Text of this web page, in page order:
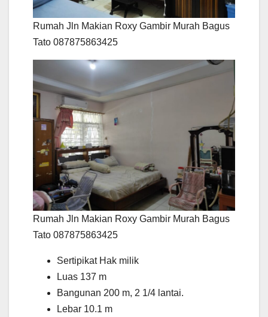
Rumah Jln Makian Roxy Gambir Murah Bagus
Tato 087875863425
Rumah Jln Makian Roxy Gambir Murah Bagus
Tato 087875863425
Sertipikat Hak milik
Luas 137 m
Bangunan 200 m, 2 1/4 lantai.
Lebar 10.1 m